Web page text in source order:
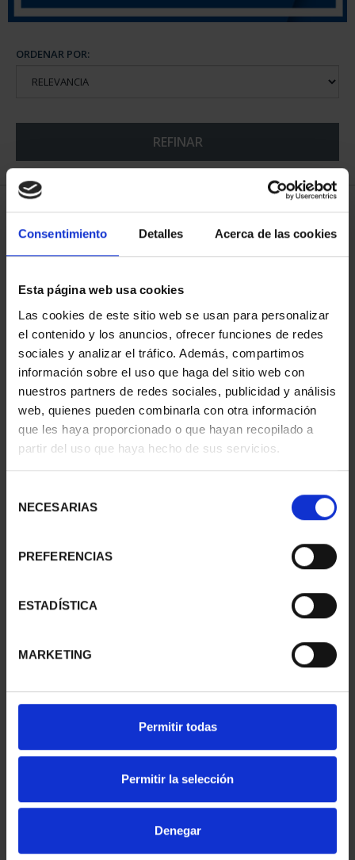
Consentimiento Detalles Acerca de las cookies
Esta página web usa cookies
Las cookies de este sitio web se usan para personalizar
el contenido y los anuncios, ofrecer funciones de redes
sociales y analizar el tráfico. Además, compartimos
información sobre el uso que haga del sitio web con
nuestros partners de redes sociales, publicidad y análisis
web, quienes pueden combinarla con otra información
que les haya proporcionado o que hayan recopilado a
partir del uso que haya hecho de sus servicios.
NECESARIAS
PREFERENCIAS
ESTADÍSTICA
MARKETING
Permitir todas
Permitir la selección
Denegar
ORDENAR POR:
REFINAR
5 Productos encontrados
SUSCRIPCIÓN
CAPITALES DE
PROVINCIA 1
949,00 €
Sólo para usuarios
registrados
SUSCRIPCIÓN
CAPITALES DE
PROVINCIA 2
949,00 €
Sólo para usuarios
registrados
PROVINCIA 3
registrados
PROVINCIA 4
registrados